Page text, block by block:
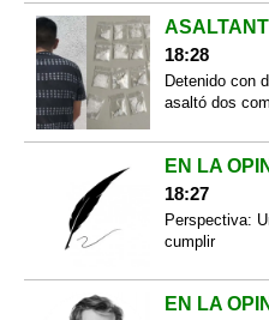
18:28
Detenido con
asaltó dos
EN LA
18:27
Perspectiva:
cumplir
EN LA